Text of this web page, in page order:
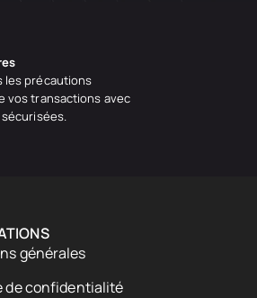
les précautions
vos transactions avec
générales
de confidentialité